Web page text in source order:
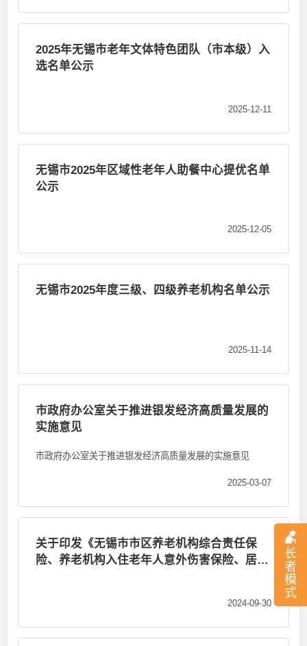
长
者
模
式
2025年无锡市老年文体特色团队（市本级）入
选名单公示
2025-12-11
无锡市2025年区域性老年人助餐中心提优名单
公示
2025-12-05
无锡市2025年度三级、四级养老机构名单公示
2025-11-14
市政府办公室关于推进银发经济高质量发展的
实施意见
市政府办公室关于推进银发经济高质量发展的实施意见
2025-03-07
关于印发《无锡市市区养老机构综合责任保
险、养老机构入住老年人意外伤害保险、居家
2024-09-30